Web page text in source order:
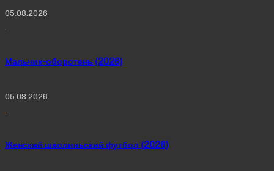
05.08.2026
Мальчик-оборотень (2026)
05.08.2026
Женский шаолиньский футбол (2026)